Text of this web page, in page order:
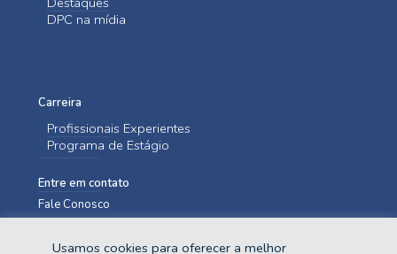
DPC na mídia
Carreira
Profissionais Experientes
Programa de Estágio
Entre em contato
Fale Conosco
Usamos cookies para oferecer a melhor